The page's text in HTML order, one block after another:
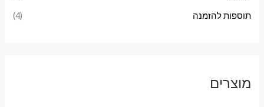
תוספות להזמנה (4)
מוצרים